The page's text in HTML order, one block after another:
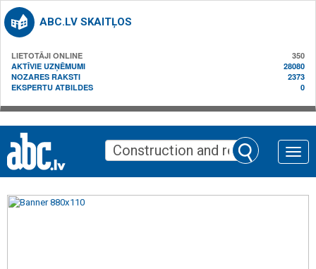
ABC.LV SKAITĻOS
LIETOTĀJI ONLINE
350
AKTĪVIE UZŅĒMUMI
28080
NOZARES RAKSTI
2373
EKSPERTU ATBILDES
0
Toggle